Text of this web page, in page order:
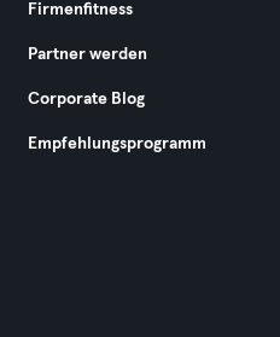
Firmenfitness
Partner werden
Corporate Blog
Empfehlungsprogramm